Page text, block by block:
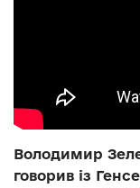
Володимир
говорив із